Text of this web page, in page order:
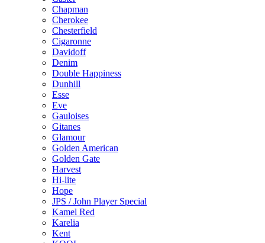
Chapman
Cherokee
Chesterfield
Cigaronne
Davidoff
Denim
Double Happiness
Dunhill
Esse
Eve
Gauloises
Gitanes
Glamour
Golden American
Golden Gate
Harvest
Hi-lite
Hope
JPS / John Player Special
Kamel Red
Karelia
Kent